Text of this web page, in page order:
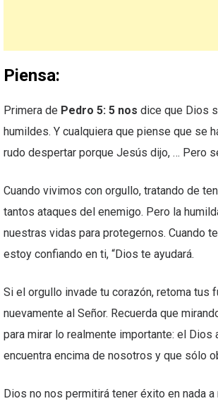
Piensa:
Primera de Pedro 5: 5 nos dice que Dios
humildes. Y cualquiera que piense que se
rudo despertar porque Jesús dijo, … Pero
Cuando vivimos con orgullo, tratando de
tantos ataques del enemigo. Pero la
nuestras vidas para protegernos. Cuando
estoy confiando en ti, “Dios te ayudará.
Si el orgullo invade tu corazón, retoma tus
nuevamente al Señor. Recuerda que
para mirar lo realmente importante: el
encuentra encima de nosotros y que sólo
Dios no nos permitirá tener éxito en nada